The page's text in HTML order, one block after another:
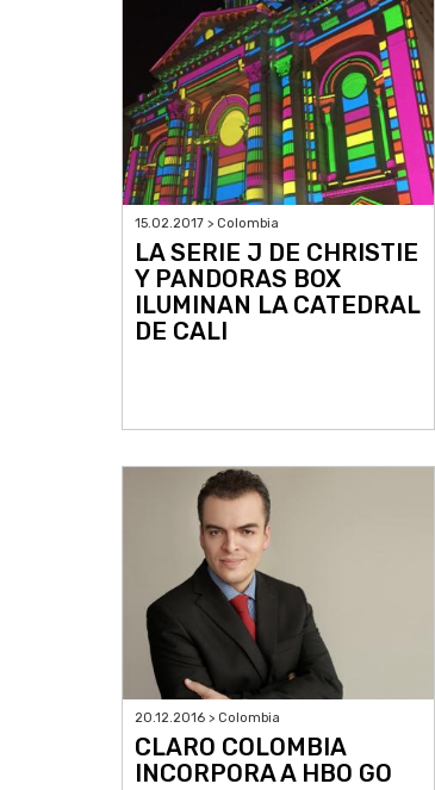
15.02.2017 > Colombia
LA SERIE J DE CHRISTIE
Y PANDORAS BOX
ILUMINAN LA CATEDRAL
DE CALI
20.12.2016 > Colombia
CLARO COLOMBIA
INCORPORA A HBO GO